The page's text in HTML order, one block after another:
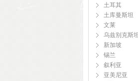
土耳其
土库曼斯坦
文莱
乌兹别克斯坦
新加坡
锡兰
叙利亚
亚美尼亚